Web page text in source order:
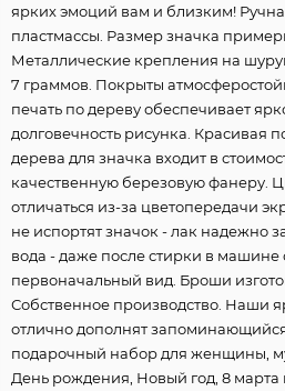
ярких эмоций вам и близким!
пластмассы. Размер значка
Металлические крепления на
7 граммов. Покрыты
печать по дереву обеспечивает
долговечность рисунка. Красивая
дерева для значка входит в
качественную березовую фанеру.
отличаться из-за цветопередачи
не испортят значок - лак надежно
вода - даже после стирки в машине
первоначальный вид. Броши
Собственное производство. Наши
отлично дополнят
подарочный набор для женщины,
День рождения, Новый год, 8 марта